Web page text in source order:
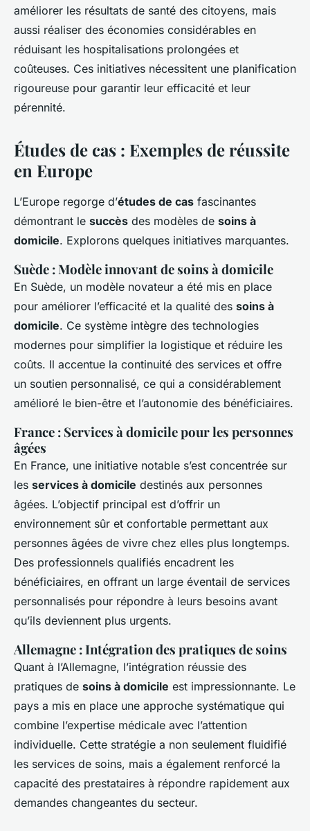
améliorer les résultats de santé des citoyens, mais
aussi réaliser des économies considérables en
réduisant les hospitalisations prolongées et
coûteuses. Ces initiatives nécessitent une planification
rigoureuse pour garantir leur efficacité et leur
pérennité.
Études de cas : Exemples de réussite
en Europe
L’Europe regorge d’études de cas fascinantes
démontrant le succès des modèles de soins à
domicile. Explorons quelques initiatives marquantes.
Suède : Modèle innovant de soins à domicile
En Suède, un modèle novateur a été mis en place
pour améliorer l’efficacité et la qualité des soins à
domicile. Ce système intègre des technologies
modernes pour simplifier la logistique et réduire les
coûts. Il accentue la continuité des services et offre
un soutien personnalisé, ce qui a considérablement
amélioré le bien-être et l’autonomie des bénéficiaires.
France : Services à domicile pour les personnes
âgées
En France, une initiative notable s’est concentrée sur
les services à domicile destinés aux personnes
âgées. L’objectif principal est d’offrir un
environnement sûr et confortable permettant aux
personnes âgées de vivre chez elles plus longtemps.
Des professionnels qualifiés encadrent les
bénéficiaires, en offrant un large éventail de services
personnalisés pour répondre à leurs besoins avant
qu’ils deviennent plus urgents.
Allemagne : Intégration des pratiques de soins
Quant à l’Allemagne, l’intégration réussie des
pratiques de soins à domicile est impressionnante. Le
pays a mis en place une approche systématique qui
combine l’expertise médicale avec l’attention
individuelle. Cette stratégie a non seulement fluidifié
les services de soins, mais a également renforcé la
capacité des prestataires à répondre rapidement aux
demandes changeantes du secteur.